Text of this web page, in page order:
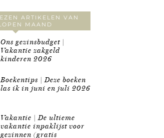
ARTIKELEN VAN
MAAND
Ons gezinsbudget |
Vakantie zakgeld
kinderen 2026
Boekentips | Deze boeken
las ik in juni en juli 2026
Vakantie | De ultieme
vakantie inpaklijst voor
gezinnen (gratis